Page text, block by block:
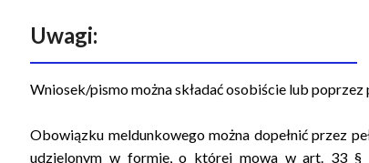
Uwagi:
Wniosek/pismo można składać osobiście lub
Obowiązku meldunkowego można dopełnić przez
udzielonym w formie, o której mowa w art. 33